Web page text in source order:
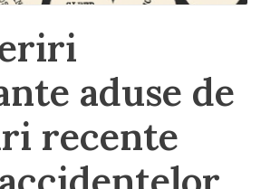
aduse de
recente